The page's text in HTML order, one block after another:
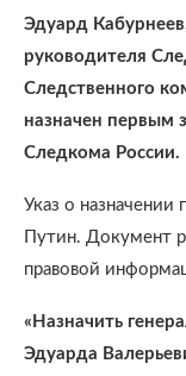
Эдуард
руководителя
Следственного
назначен первым
Следкома России.
Указ о
Путин. Документ
правовой
«Назначить
Эдуарда